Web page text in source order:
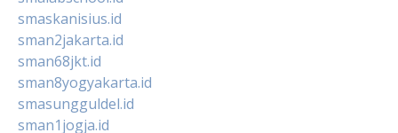
smaskanisius.id
sman2jakarta.id
sman68jkt.id
sman8yogyakarta.id
smasungguldel.id
sman1jogja.id